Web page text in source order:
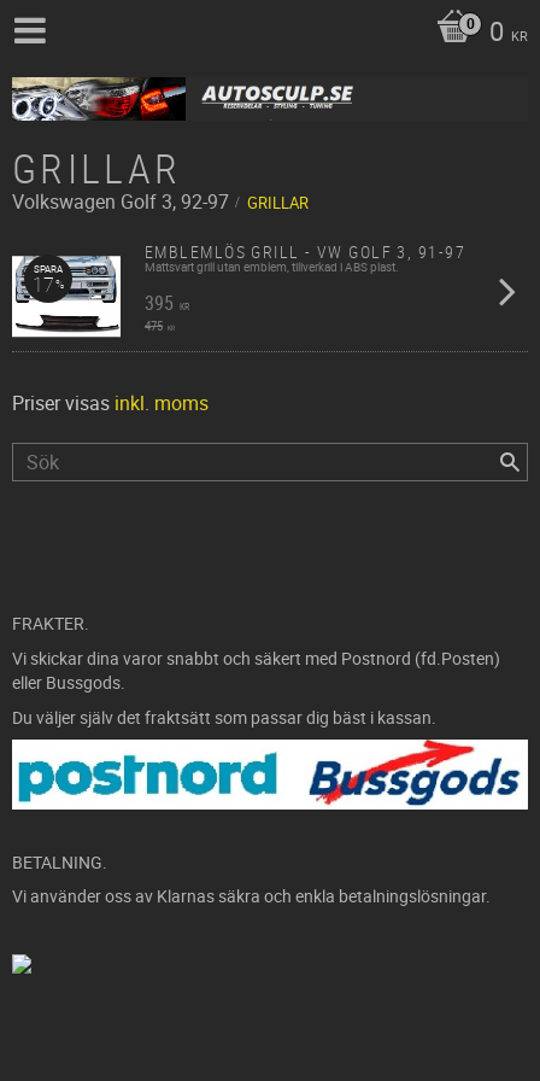
0 KR
GRILLAR
Volkswagen Golf 3, 92-97 GRILLAR
EMBLEMLÖS GRILL - VW GOLF 3, 91-97
Mattsvart grill utan emblem, tillverkad i ABS plast.
395 KR
475 KR
SPARA
17%
Priser visas inkl. moms
FRAKTER.
Vi skickar dina varor snabbt och säkert med Postnord (fd.Posten)
eller Bussgods.
Du väljer själv det fraktsätt som passar dig bäst i kassan.
BETALNING.
Vi använder oss av Klarnas säkra och enkla betalningslösningar.